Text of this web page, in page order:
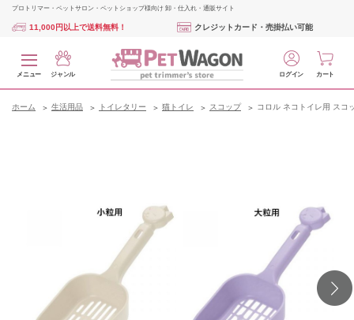
プロトリマー・ペットサロン・ペットショップ様向け 卸・仕入れ・通販サイト
11,000円以上で送料無料！ クレジットカード・売掛払い可能
メニュー ジャンル ログイン カート
ホーム 生活用品 トイレタリー 猫トイレ スコップ コロル ネコトイレ用 スコ